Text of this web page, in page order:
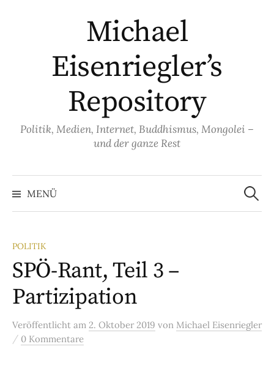
Michael
Eisenriegler’s
Repository
Politik, Medien, Internet, Buddhismus, Mongolei –
und der ganze Rest
MENÜ
Suchen
nach:
POLITIK
SPÖ-Rant, Teil 3 –
Partizipation
Veröffentlicht am 2. Oktober 2019 von Michael Eisenriegler
/ 0 Kommentare